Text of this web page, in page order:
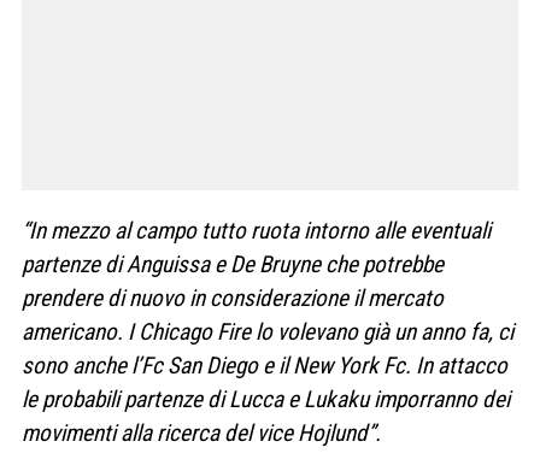
“In mezzo al campo tutto ruota intorno alle eventuali
partenze di Anguissa e De Bruyne che potrebbe
prendere di nuovo in considerazione il mercato
americano. I Chicago Fire lo volevano già un anno fa, ci
sono anche l’Fc San Diego e il New York Fc. In attacco
le probabili partenze di Lucca e Lukaku imporranno dei
movimenti alla ricerca del vice Hojlund”.